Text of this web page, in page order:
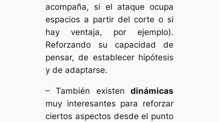
acompaña, si el ataque ocupa
espacios a partir del corte o si
hay ventaja, por ejemplo).
Reforzando su capacidad de
pensar, de establecer hipótesis
y de adaptarse.
– También existen dinámicas
muy interesantes para reforzar
ciertos aspectos desde el punto